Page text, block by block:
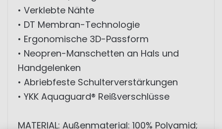
• Verklebte Nähte
• DT Membran-Technologie
• Ergonomische 3D-Passform
• Neopren-Manschetten an Hals und
Handgelenken
• Abriebfeste Schulterverstärkungen
• YKK Aquaguard® Reißverschlüsse
MATERIAL: Außenmaterial: 100% Polyamid;